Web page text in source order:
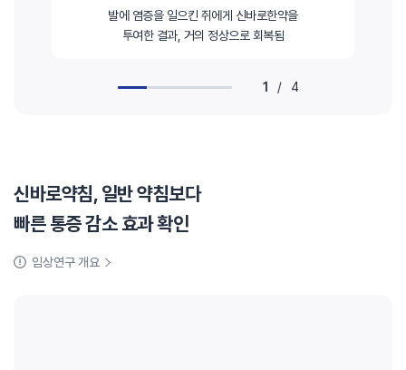
발에 염증을 일으킨 쥐에게 신바로한약을
투여한 결과, 거의 정상으로 회복됨
1 / 4
신바로약침, 일반 약침보다
빠른 통증 감소 효과 확인
임상연구 개요